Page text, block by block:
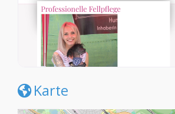
Karte